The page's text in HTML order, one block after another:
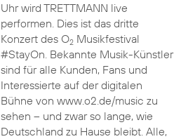
Uhr wird TRETTMANN live
performen. Dies ist das dritte
Konzert des O2Musikfestival
#StayOn. Bekannte Musik-Künstler
sind für alle Kunden, Fans und
Interessierte auf der digitalen
Bühne von www.o2.de/music zu
sehen – und zwar so lange, wie
Deutschland zu Hause bleibt. Alle,